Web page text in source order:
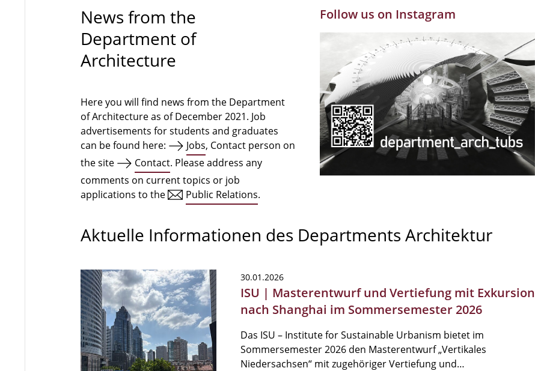
News from the
Department of
Architecture
Here you will find news from the Department
of Architecture as of December 2021. Job
advertisements for students and graduates
can be found here:
Jobs, Contact person on
the site
Contact. Please address any
comments on current topics or job
applications to the
Public Relations.
Follow us on Instagram
Aktuelle Informationen des Departments Architektur
30.01.2026
ISU | Masterentwurf und Vertiefung mit Exkursion
nach Shanghai im Sommersemester 2026
Das ISU – Institute for Sustainable Urbanism bietet im
Sommersemester 2026 den Masterentwurf „Vertikales
Niedersachsen“ mit zugehöriger Vertiefung und…